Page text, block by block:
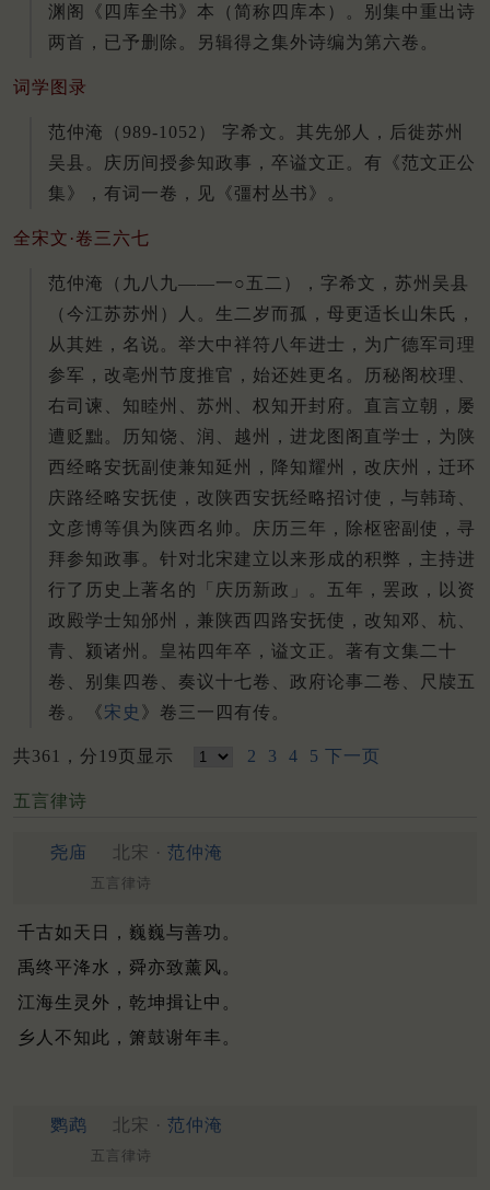
渊阁《四库全书》本（简称四库本）。别集中重出诗
两首，已予删除。另辑得之集外诗编为第六卷。
词学图录
范仲淹（989-1052） 字希文。其先邠人，后徙苏州
吴县。庆历间授参知政事，卒谥文正。有《范文正公
集》，有词一卷，见《彊村丛书》。
全宋文·卷三六七
范仲淹（九八九——一○五二），字希文，苏州吴县
（今江苏苏州）人。生二岁而孤，母更适长山朱氏，
从其姓，名说。举大中祥符八年进士，为广德军司理
参军，改亳州节度推官，始还姓更名。历秘阁校理、
右司谏、知睦州、苏州、权知开封府。直言立朝，屡
遭贬黜。历知饶、润、越州，进龙图阁直学士，为陕
西经略安抚副使兼知延州，降知耀州，改庆州，迁环
庆路经略安抚使，改陕西安抚经略招讨使，与韩琦、
文彦博等俱为陕西名帅。庆历三年，除枢密副使，寻
拜参知政事。针对北宋建立以来形成的积弊，主持进
行了历史上著名的「庆历新政」。五年，罢政，以资
政殿学士知邠州，兼陕西四路安抚使，改知邓、杭、
青、颍诸州。皇祐四年卒，谥文正。著有文集二十
卷、别集四卷、奏议十七卷、政府论事二卷、尺牍五
卷。《宋史 》卷三一四有传。
共361，分19页显示 2 3 4 5 下一页
五言律诗
尧庙 北宋 · 范仲淹
五言律诗
千古如天日，巍巍与善功。
禹终平洚水，舜亦致薰风。
江海生灵外，乾坤揖让中。
乡人不知此，箫鼓谢年丰。
鹦鹉 北宋 · 范仲淹
五言律诗